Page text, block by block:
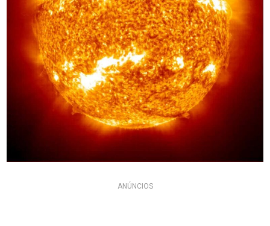
ANÚNCIOS